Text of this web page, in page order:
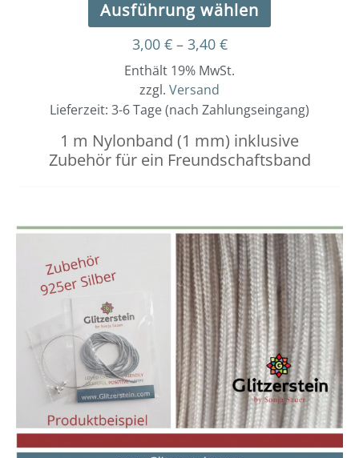
Ausführung wählen
3,00 € – 3,40 €
Enthält 19% MwSt.
zzgl. Versand
Lieferzeit: 3-6 Tage (nach Zahlungseingang)
1 m Nylonband (1 mm) inklusive
Zubehör für ein Freundschaftsband
Dieses
Produkt
weist
mehrere
Varianten
auf.
Die
Optionen
können
auf
der
Preisspanne:
3,00 €
bis
3,40 €